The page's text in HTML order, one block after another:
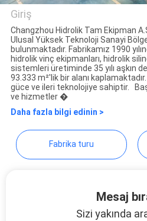
SITE
HARITASI
GIZLILIK
POLITIKASI
CHANGZHOU
COMPLETE
Giriş
Changzhou Hidrolik Tam Ekipman
Ulusal Yüksek Teknoloji Sanayi
bulunmaktadır. Fabrikamız 1990
hidrolik vinç ekipmanları, hidrolik
sistemleri üretiminde 35 yılı aşkın
93.333 m²'lik bir alanı
güce ve ileri teknolojiye sahiptir.
ve hizmetler �
Daha fazla bilgi edinin >
Fabrika turu
Mesaj
Sizi yakında